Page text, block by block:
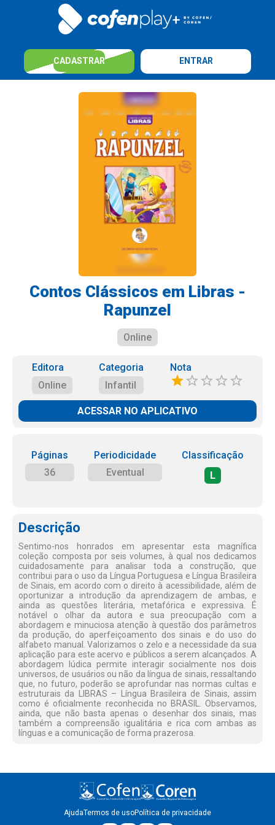
CADASTRAR ENTRAR
Contos Clássicos em Libras -
Rapunzel
Online
Editora
Online
Categoria
Infantil
Nota
ACESSAR NO APLICATIVO
Páginas
36
Periodicidade
Eventual
Classificação
L
Descrição
Sentimo-nos honrados em apresentar esta magnífica
coleção composta por seis volumes, à qual nos dedicamos
cuidadosamente para analisar toda a construção, que
contribui para o uso da Língua Portuguesa e Língua Brasileira
de Sinais, em acordo com o direito à acessibilidade, além de
oportunizar a introdução da aprendizagem de ambas, e
ainda as questões literária, metafórica e expressiva. É
notável o olhar da autora e sua preocupação com a
abordagem e minuciosa atenção à questão dos parâmetros
da produção, do aperfeiçoamento dos sinais e do uso do
alfabeto manual. Valorizamos o zelo e a necessidade da sua
aplicação para este acervo e públicos a serem alcançados. A
abordagem lúdica permite interagir socialmente nos dois
universos, de usuários ou não da língua de sinais, ressaltando
que, no futuro, poderão se aprofundar nas normas cultas e
estruturais da LIBRAS – Língua Brasileira de Sinais, assim
como é oficialmente reconhecida no BRASIL. Observamos,
ainda, que não basta apenas o desenhar dos sinais, mas
também a compreensão igualitária e rica com ambas as
línguas e a comunicação de forma prazerosa.
AjudaTermos de usoPolítica de privacidade